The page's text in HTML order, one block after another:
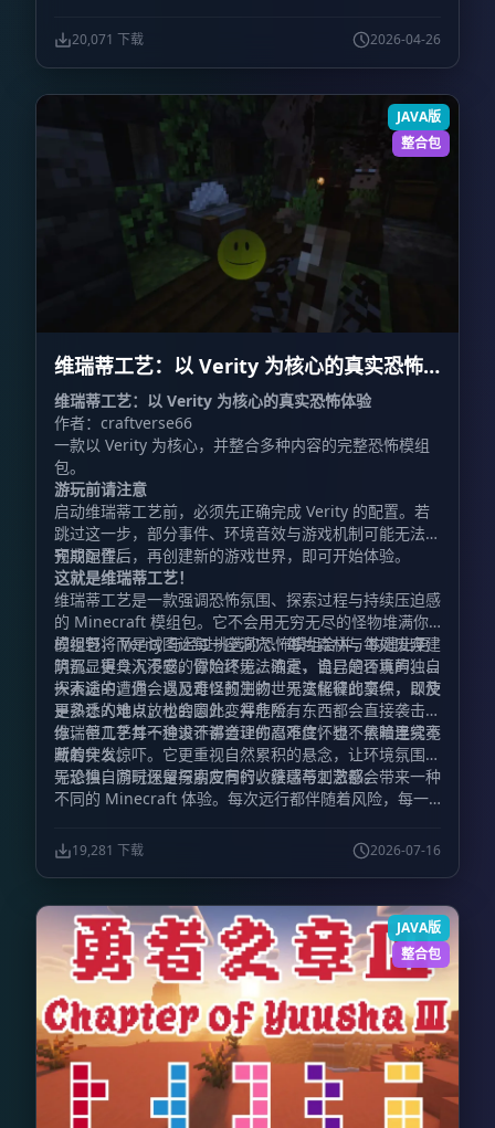
着毁天灭地的技能，而你集结流派之力与之抗衡。这就是
我们为你准备的
Monster vs Player（MvP）非对称1v1
手。
20,071 下载 2026-04-26
JAVA版
整合包
维瑞蒂工艺：以 Verity 为核心的真实恐怖
体验 VerityCraft: A Realistic Horror
Experience with Verity
维瑞蒂工艺：以 Verity 为核心的真实恐怖体验
作者：craftverse66
一款以 Verity 为核心，并整合多种内容的完整恐怖模组
包。
游玩前请注意
启动维瑞蒂工艺前，必须先正确完成 Verity 的配置。若
跳过这一步，部分事件、环境音效与游戏机制可能无法按
预期运作。
完成配置后，再创建新的游戏世界，即可开始体验。
这就是维瑞蒂工艺！
维瑞蒂工艺是一款强调恐怖氛围、探索过程与持续压迫感
的 Minecraft 模组包。它不会用无穷无尽的怪物堆满你
的视野，而是试图让每一座洞穴、每片森林与每处废弃建
筑都显得令人不安。你始终无法确定，自己是否真的独自
一人。
模组包将 Verity 与经过挑选的恐怖模组合并，构建出更
阴沉、更具沉浸感的冒险环境。浓雾、诡异的环境声、令
人不适的遭遇，以及难以预测的世界变化彼此交织，即使
是熟悉的地点，也会因此变得危险。
探索途中，你会遇见奇怪的生物、无法解释的事件，以及
更多让人难以放松的意外。并非所有东西都会直接袭击
你，但几乎每一种设计都会让你忍不住怀疑：黑暗里究竟
藏着什么。
维瑞蒂工艺并不追求不讲道理的高难度，也不依赖连续不
断的突发惊吓。它更重视自然累积的悬念，让环境氛围主
导恐惧，同时保留探索应有的收获感与刺激感。
无论独自游玩还是与朋友同行，维瑞蒂工艺都会带来一种
不同的 Minecraft 体验。每次远行都伴随着风险，每一
过去的时间，而是一场必须设法活下来的考验。
19,281 下载 2026-07-16
JAVA版
整合包